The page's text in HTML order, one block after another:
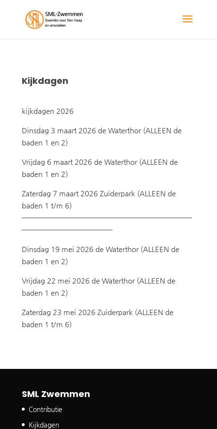
Kijkdagen
kijkdagen 2026
Dinsdag 3 maart 2026 de Waterthor (ALLEEN de
baden 1 en 2)
Vrijdag 6 maart 2026 de Waterthor (ALLEEN de
baden 1 en 2)
Zaterdag 7 maart 2026 Zuiderpark (ALLEEN de
baden 1 t/m 6)
———————————————————————————
——————————————–
Dinsdag 19 mei 2026 de Waterthor (ALLEEN de
baden 1 en 2)
Vrijdag 22 mei 2026 de Waterthor (ALLEEN de
baden 1 en 2)
Zaterdag 23 mei 2026 Zuiderpark (ALLEEN de
baden 1 t/m 6)
SML Zwemmen
Contributie
Kijkdagen